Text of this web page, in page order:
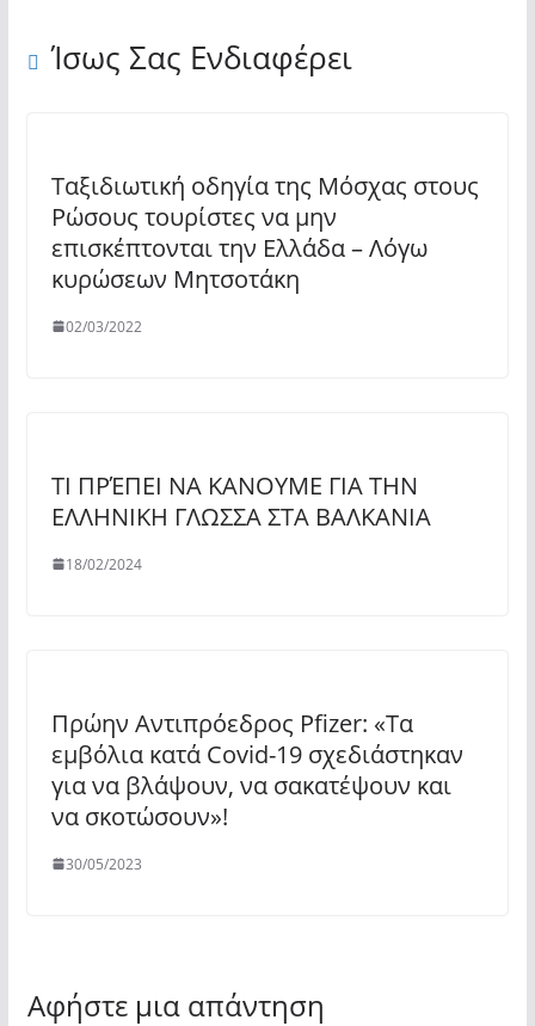
Ίσως Σας Ενδιαφέρει
Ταξιδιωτική οδηγία της Μόσχας στους
Ρώσους τουρίστες να μην
επισκέπτονται την Ελλάδα – Λόγω
κυρώσεων Μητσοτάκη
02/03/2022
ΤΙ ΠΡΈΠΕΙ ΝΑ ΚΑΝΟΥΜΕ ΓΙΑ ΤΗΝ
ΕΛΛΗΝΙΚΗ ΓΛΩΣΣΑ ΣΤΑ ΒΑΛΚΑΝΙΑ
18/02/2024
Πρώην Αντιπρόεδρος Pfizer: «Τα
εμβόλια κατά Covid-19 σχεδιάστηκαν
για να βλάψουν, να σακατέψουν και
να σκοτώσουν»!
30/05/2023
Αφήστε μια απάντηση